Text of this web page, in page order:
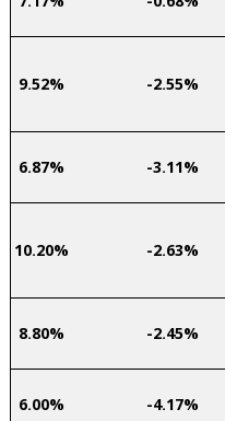
-2.55%
9.52%
-3.11%
6.87%
-2.63%
10.20%
-2.45%
8.80%
-4.17%
6.00%